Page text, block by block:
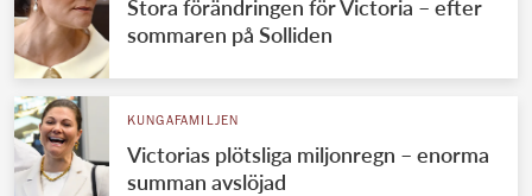
Stora förändringen för Victoria – efter
sommaren på Solliden
KUNGAFAMILJEN
Victorias plötsliga miljonregn – enorma
summan avslöjad